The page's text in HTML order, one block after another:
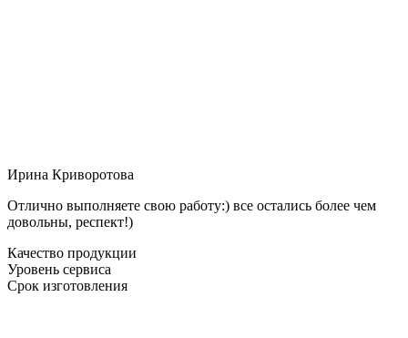
Ирина Криворотова
Отлично выполняете свою работу:) все остались более чем
довольны, респект!)
Качество продукции
Уровень сервиса
Срок изготовления